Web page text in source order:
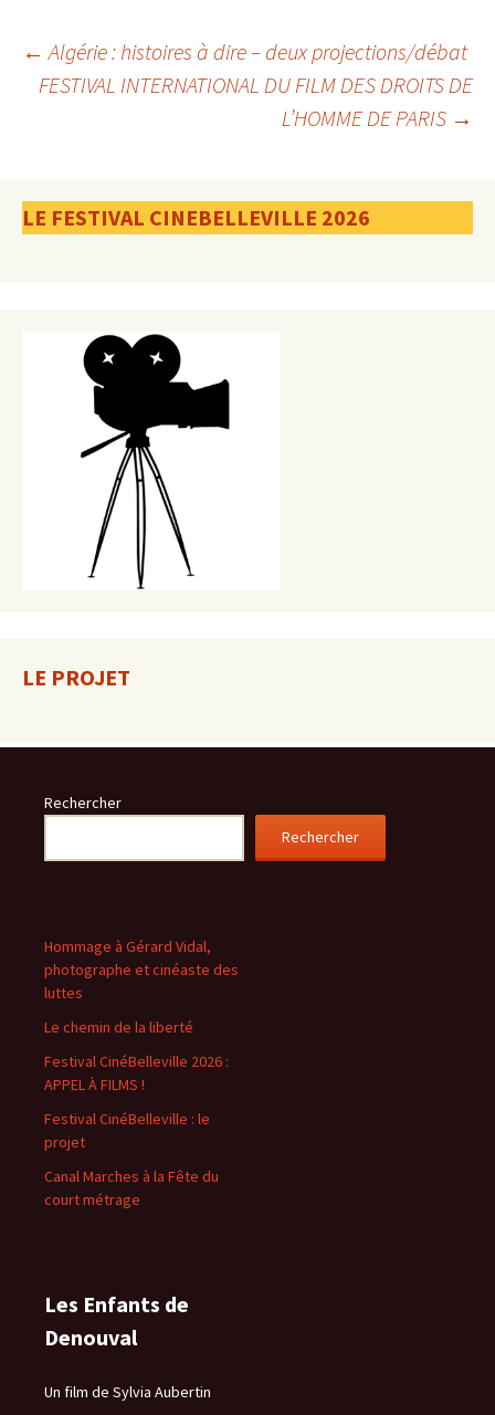
Navigation
articles
← Algérie : histoires à dire – deux projections/débat
FESTIVAL INTERNATIONAL DU FILM DES DROITS DE
L’HOMME DE PARIS →
LE FESTIVAL CINEBELLEVILLE 2026
LE PROJET
Rechercher
Rechercher
Hommage à Gérard Vidal,
photographe et cinéaste des
luttes
Le chemin de la liberté
Festival CinéBelleville 2026 :
APPEL À FILMS !
Festival CinéBelleville : le
projet
Canal Marches à la Fête du
court métrage
Les Enfants de
Denouval
Un film de Sylvia Aubertin